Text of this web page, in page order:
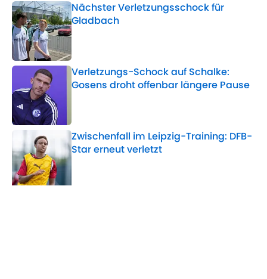
Nächster Verletzungsschock für
Gladbach
Published by on Invalid Date
Verletzungs-Schock auf Schalke:
Gosens droht offenbar längere Pause
Zwischenfall im Leipzig-Training: DFB-
Star erneut verletzt